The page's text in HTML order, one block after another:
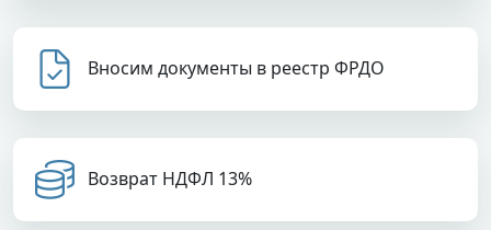
Вносим документы в реестр ФРДО
Возврат НДФЛ 13%